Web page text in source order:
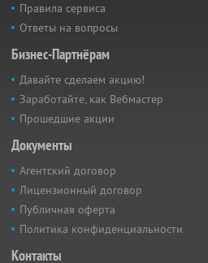
Правила сервиса
Ответы на вопросы
Бизнес-Партнёрам
Давайте сделаем акцию!
Заработайте, как Вебмастер
Прошедшие акции
Документы
Агентский договор
Лицензионный договор
Публичная оферта
Политика конфиденциальности
Контакты